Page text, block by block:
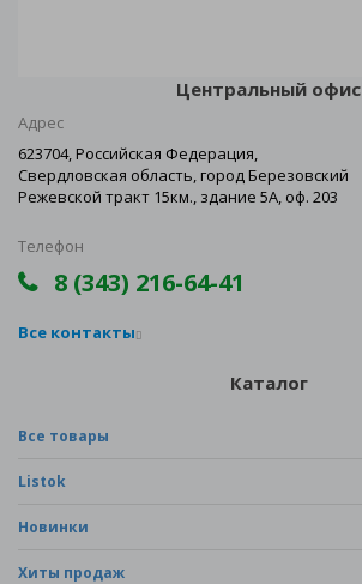
Центральный офис
Адрес
623704, Российская Федерация,
Свердловская область, город Березовский
Режевской тракт 15км., здание 5А, оф. 203
Телефон
8 (343) 216-64-41
Все контакты
Каталог
Все товары
Listok
Новинки
Хиты продаж